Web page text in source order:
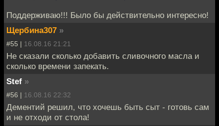
Поддерживаю!!! Было бы действительно интересно!
Щербина307 »
#55 | 16.08.16 21:21
Не сказали сколько добавить сливочного масла и
сколько времени запекать.
Stef »
#56 | 16.08.16 22:32
Дементий решил, что хочешь быть сыт - готовь сам
и не отходи от стола!